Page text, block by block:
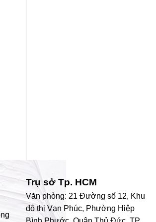
Trụ sở Tp. HCM
Văn phòng: 21 Đường số 12, Khu
đô thị Vạn Phúc, Phường Hiệp